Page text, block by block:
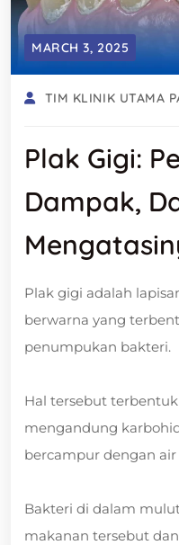
MARCH 3, 2025
TIM KLINIK UTAMA
Plak Gigi:
Dampak,
Plak gigi adalah
berwarna yang
penumpukan bakteri.
Hal tersebut
mengandung
bercampur dengan air
Bakteri di dalam
makanan tersebut